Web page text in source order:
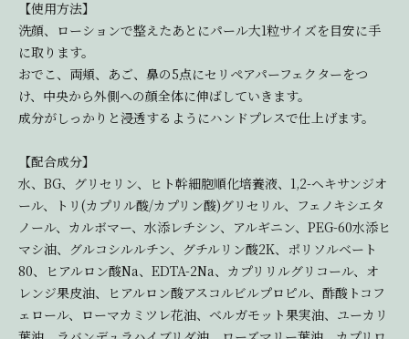
【使用方法】
洗顔、ローションで整えたあとにパール大1粒サイズを目安に手
に取ります。
おでこ、両頬、あご、鼻の5点にセリペアパーフェクターをつ
け、中央から外側への顔全体に伸ばしていきます。
成分がしっかりと浸透するようにハンドプレスで仕上げます。
【配合成分】
水、BG、グリセリン、ヒト幹細胞順化培養液、1,2-ヘキサンジオ
ール、トリ(カプリル酸/カプリン酸)グリセリル、フェノキシエタ
ノール、カルボマー、水添レチシン、アルギニン、PEG-60水添ヒ
マシ油、グルコシルルチン、グチルリン酸2K、ポリソルベート
80、ヒアルロン酸Na、EDTA-2Na、カプリリルグリコール、オ
レンジ果皮油、ヒアルロン酸アスコルビルプロピル、酢酸トコフ
ェロール、ローマカミツレ花油、ベルガモット果実油、ユーカリ